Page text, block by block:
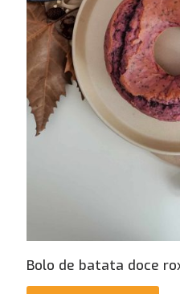
Bolo de batata doce